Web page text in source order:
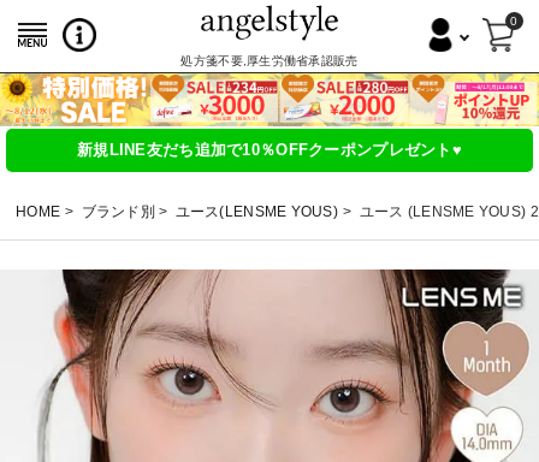
処方箋不要,厚生労働省承認販売
0
新規LINE友だち追加で10％OFFクーポンプレゼント♥
HOME ブランド別 ユース(LENSME YOUS) ユース (LENSME YOUS)